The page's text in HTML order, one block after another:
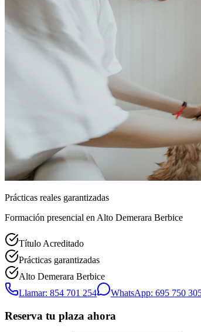
Prácticas reales garantizadas
Formación presencial en Alto Demerara Berbice
Título Acreditado
Prácticas garantizadas
Alto Demerara Berbice
Llamar: 854 701 254
WhatsApp: 695 750
Reserva tu plaza ahora